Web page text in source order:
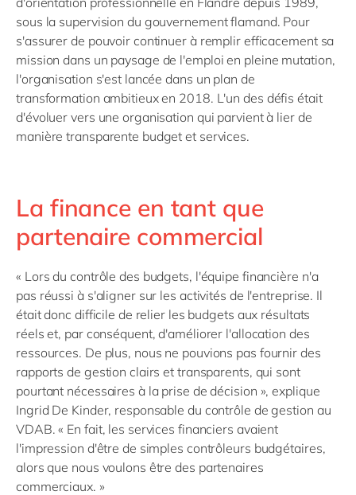
sous la supervision du gouvernement flamand. Pour
s'assurer de pouvoir continuer à remplir efficacement sa
mission dans un paysage de l'emploi en pleine mutation,
l'organisation s'est lancée dans un plan de
transformation ambitieux en 2018. L'un des défis était
d'évoluer vers une organisation qui parvient à lier de
manière transparente budget et services.
La finance en tant que
partenaire commercial
« Lors du contrôle des budgets, l'équipe financière n'a
pas réussi à s'aligner sur les activités de l'entreprise. Il
était donc difficile de relier les budgets aux résultats
réels et, par conséquent, d'améliorer l'allocation des
ressources. De plus, nous ne pouvions pas fournir des
rapports de gestion clairs et transparents, qui sont
pourtant nécessaires à la prise de décision », explique
Ingrid De Kinder, responsable du contrôle de gestion au
VDAB. « En fait, les services financiers avaient
l'impression d'être de simples contrôleurs budgétaires,
alors que nous voulons être des partenaires
commerciaux. »